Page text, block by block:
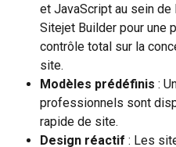
et JavaScript au sein
Sitejet Builder pour une
contrôle total sur la
site.
Modèles prédéfinis :
professionnels sont
rapide de site.
Design réactif : Les